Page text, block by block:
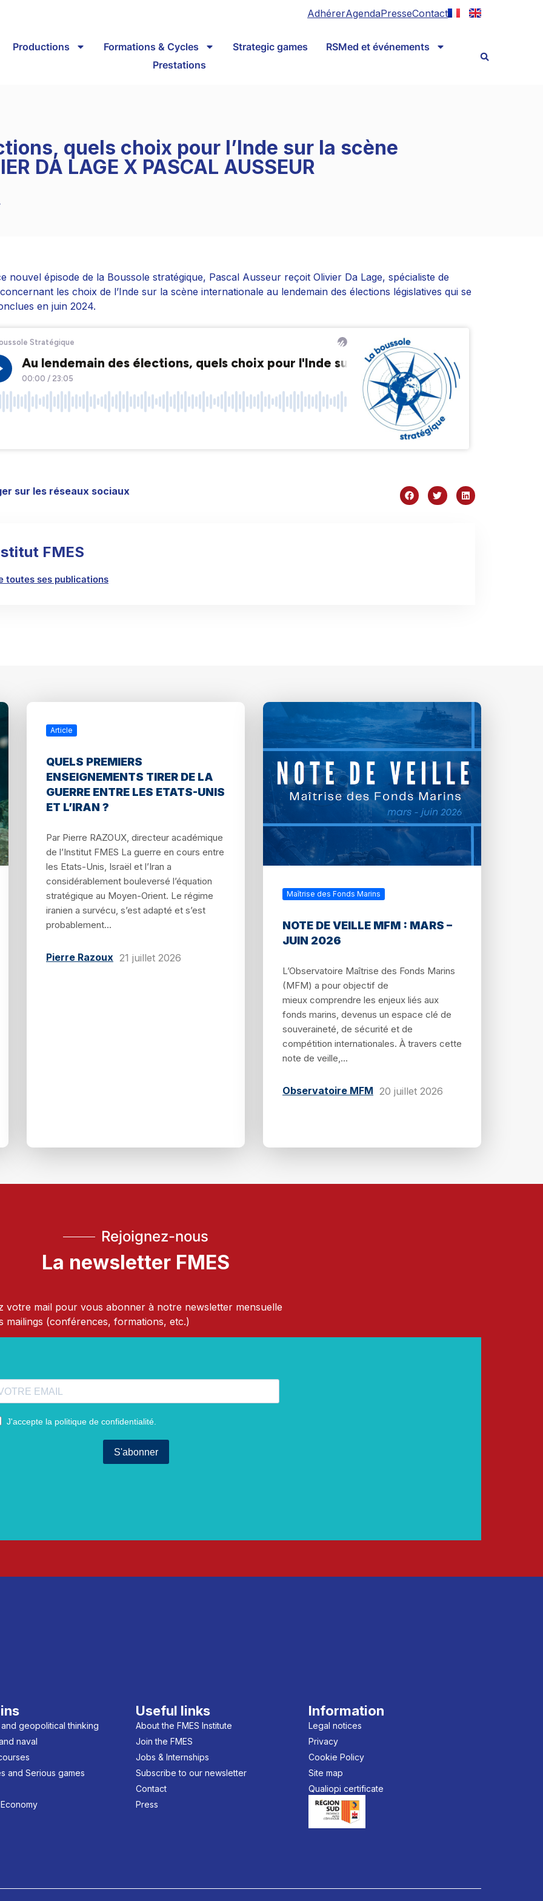
AdhérerAgendaPresseContact
Productions Formations & Cycles Strategic games
RSMed et événements
Prestations
quels choix pour l’Inde sur la scène
DA LAGE X PASCAL AUSSEUR
nouvel épisode de la Boussole stratégique, Pascal Ausseur reçoit Olivier Da Lage, spécialiste de
les choix de l’Inde sur la scène internationale au lendemain des élections législatives qui se
en juin 2024.
sur les réseaux sociaux
FMES
toutes ses publications
Article
QUELS PREMIERS
ENSEIGNEMENTS TIRER DE LA
GUERRE ENTRE LES ETATS-UNIS
ET L’IRAN ?
Par Pierre RAZOUX, directeur académique
de l’Institut FMES La guerre en cours entre
les Etats-Unis, Israël et l’Iran a
considérablement bouleversé l’équation
stratégique au Moyen-Orient. Le régime
iranien a survécu, s’est adapté et s’est
probablement...
Pierre Razoux 21 juillet 2026
Maîtrise des Fonds Marins
NOTE DE VEILLE MFM : MARS –
JUIN 2026
L’Observatoire Maîtrise des Fonds Marins
(MFM) a pour objectif de
mieux comprendre les enjeux liés aux
fonds marins, devenus un espace clé de
souveraineté, de sécurité et de
compétition internationales. À travers cette
note de veille,...
Observatoire MFM 20 juillet 2026
Rejoignez-nous
La newsletter FMES
votre mail pour vous abonner à notre newsletter mensuelle
mailings (conférences, formations, etc.)
geopolitical thinking
naval
and Serious games
Useful links
About the FMES Institute
Join the FMES
Jobs & Internships
Subscribe to our newsletter
Contact
Press
Information
Legal notices
Privacy
Cookie Policy
Site map
Qualiopi certificate